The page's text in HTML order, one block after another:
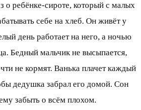
о ребёнке-сироте, который с малых
себе на хлеб. Он живёт у
день работает на него, а ночью
Бедный мальчик не высыпается,
не кормят. Ванька плачет каждый
дедушка забрал его домой. Сон
забыть о всём плохом.